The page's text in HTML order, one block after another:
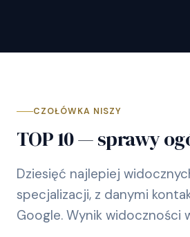
CZOŁÓWKA NISZY
TOP 10 — sprawy
Dziesięć najlepiej
specjalizacji, z danymi
Google. Wynik widoczności